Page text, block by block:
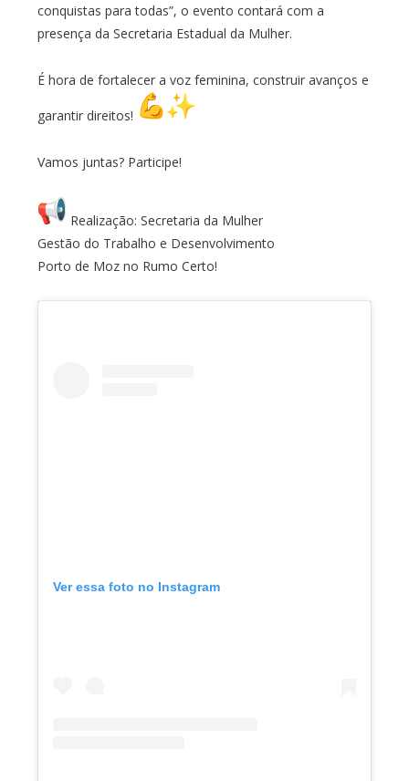
conquistas para todas”, o evento contará com a
presença da Secretaria Estadual da Mulher.
É hora de fortalecer a voz feminina, construir avanços e
garantir direitos!
Vamos juntas? Participe!
Realização: Secretaria da Mulher
Gestão do Trabalho e Desenvolvimento
Porto de Moz no Rumo Certo!
Ver essa foto no Instagram